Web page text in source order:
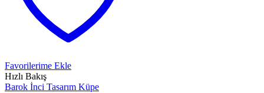
Favorilerime Ekle
Hızlı Bakış
Barok İnci Tasarım Küpe